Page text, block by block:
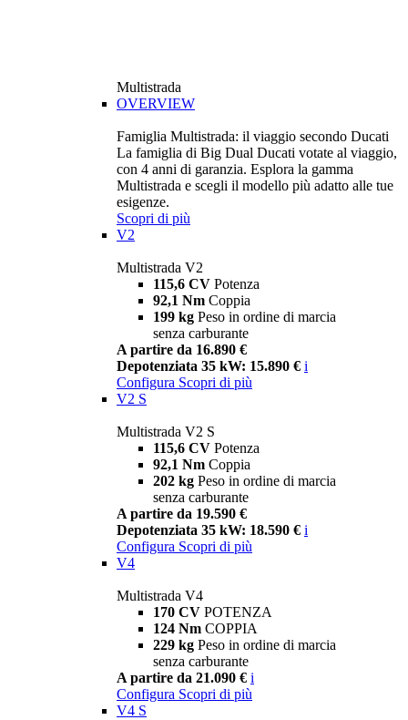
Multistrada
OVERVIEW
Famiglia Multistrada: il viaggio secondo Ducati
La famiglia di Big Dual Ducati votate al viaggio,
con 4 anni di garanzia. Esplora la gamma
Multistrada e scegli il modello più adatto alle tue
esigenze.
Scopri di più
V2
Multistrada V2
115,6 CV Potenza
92,1 Nm Coppia
199 kg Peso in ordine di marcia
senza carburante
A partire da 16.890 €
Depotenziata 35 kW: 15.890 € i
Configura Scopri di più
V2 S
Multistrada V2 S
115,6 CV Potenza
92,1 Nm Coppia
202 kg Peso in ordine di marcia
senza carburante
A partire da 19.590 €
Depotenziata 35 kW: 18.590 € i
Configura Scopri di più
V4
Multistrada V4
170 CV POTENZA
124 Nm COPPIA
229 kg Peso in ordine di marcia
senza carburante
A partire da 21.090 € i
Configura Scopri di più
V4 S